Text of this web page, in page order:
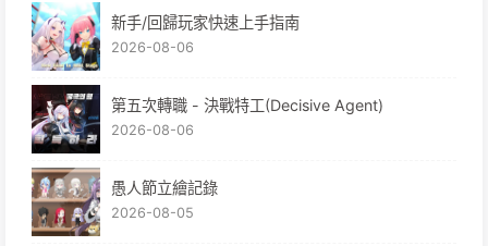
新手/回歸玩家快速上手指南
2026-08-06
第五次轉職 - 決戰特工(Decisive Agent)
2026-08-06
愚人節立繪記錄
2026-08-05